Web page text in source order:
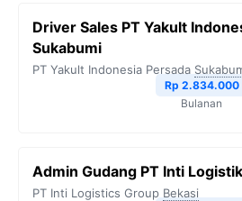
Driver Sales PT Yakult
Sukabumi
PT Yakult Indonesia Persada
Rp 2.834.000
Bulanan
Admin Gudang PT Inti
PT Inti Logistics Group Bekasi